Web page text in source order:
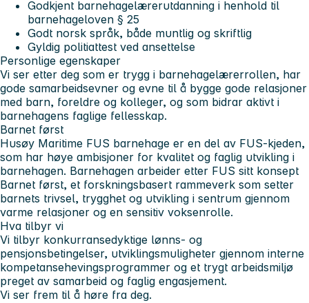
Godkjent barnehagelærerutdanning i henhold til
barnehageloven § 25
Godt norsk språk, både muntlig og skriftlig
Gyldig politiattest ved ansettelse
Personlige egenskaper
Vi ser etter deg som er trygg i barnehagelærerrollen, har
gode samarbeidsevner og evne til å bygge gode relasjoner
med barn, foreldre og kolleger, og som bidrar aktivt i
barnehagens faglige fellesskap.
Barnet først
Husøy Maritime FUS barnehage er en del av FUS-kjeden,
som har høye ambisjoner for kvalitet og faglig utvikling i
barnehagen. Barnehagen arbeider etter FUS sitt konsept
Barnet først, et forskningsbasert rammeverk som setter
barnets trivsel, trygghet og utvikling i sentrum gjennom
varme relasjoner og en sensitiv voksenrolle.
Hva tilbyr vi
Vi tilbyr konkurransedyktige lønns- og
pensjonsbetingelser, utviklingsmuligheter gjennom interne
kompetansehevingsprogrammer og et trygt arbeidsmiljø
preget av samarbeid og faglig engasjement.
Vi ser frem til å høre fra deg.